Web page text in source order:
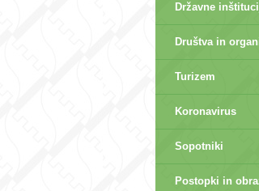
Državne
Društva in
Turizem
Koronavirus
Sopotniki
Postopki in